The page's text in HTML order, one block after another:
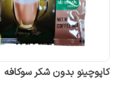
کاپوچینو بدون شکر سوکافه